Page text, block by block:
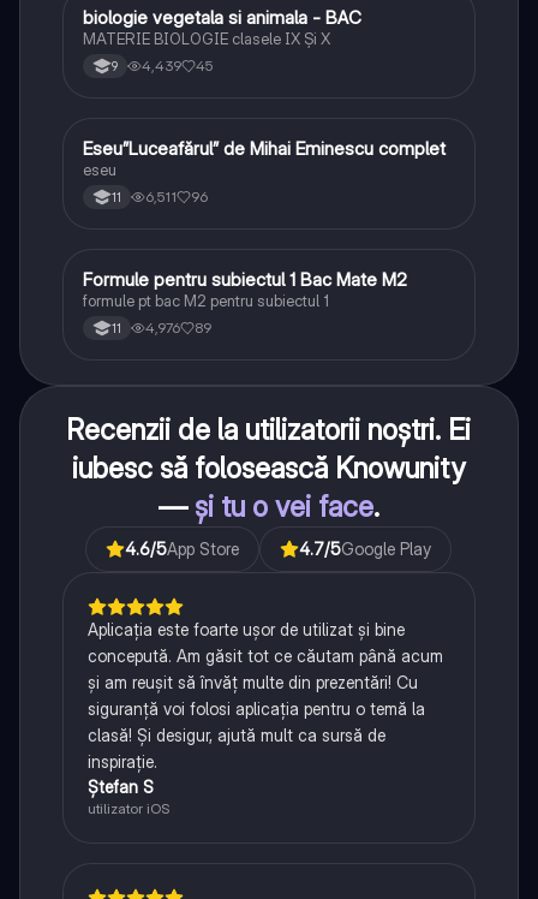
Biologie
biologie vegetala si animala - BAC
MATERIE BIOLOGIE clasele IX Şi X
9 4,439 45
Limba și literatura română
Eseu”Luceafărul” de Mihai Eminescu complet
eseu
11 6,511 96
Matematică
Formule pentru subiectul 1 Bac Mate M2
formule pt bac M2 pentru subiectul 1
11 4,976 89
Recenzii de la utilizatorii noștri. Ei
iubesc să folosească Knowunity
— și tu o vei face.
4.6/5App Store 4.7/5Google Play
Aplicația este foarte ușor de utilizat și bine
concepută. Am găsit tot ce căutam până acum
și am reușit să învăț multe din prezentări! Cu
siguranță voi folosi aplicația pentru o temă la
clasă! Și desigur, ajută mult ca sursă de
inspirație.
Ștefan S
utilizator iOS